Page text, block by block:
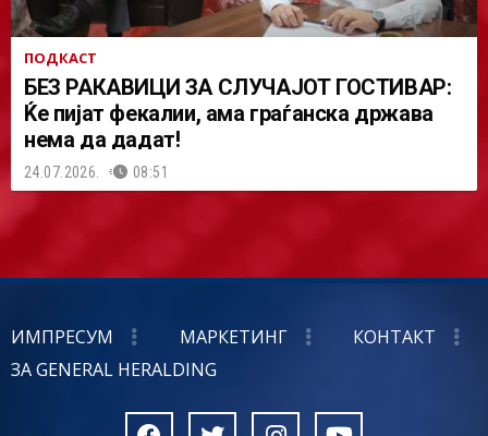
ПОДКАСТ
БЕЗ РАКАВИЦИ ЗА СЛУЧАЈОТ ГОСТИВАР:
Ќе пијат фекалии, ама граѓанска држава
нема да дадат!
24.07.2026. 08:51
ИМПРЕСУМ МАРКЕТИНГ
КОНТАКТ
ЗА GENERAL HERALDING